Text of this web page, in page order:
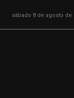
sábado 8 de agosto de